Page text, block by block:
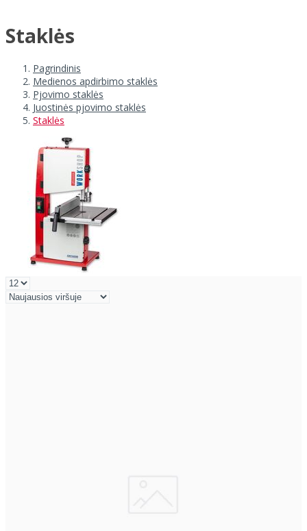
Staklės
Pagrindinis
Medienos apdirbimo staklės
Pjovimo staklės
Juostinės pjovimo staklės
Staklės